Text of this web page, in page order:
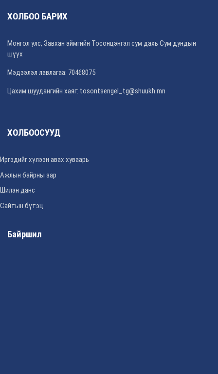
ХОЛБОО БАРИХ
Монгол улс, Завхан аймгийн Тосонцэнгэл сум дахь Сум дундын
шүүх
Мэдээлэл лавлагаа: 70468075
Цахим шуудангийн хаяг: tosontsengel_tg@shuukh.mn
ХОЛБООСУУД
Иргэдийг хүлээн авах хуваарь
Ажлын байрны зар
Шилэн данс
Сайтын бүтэц
Байршил